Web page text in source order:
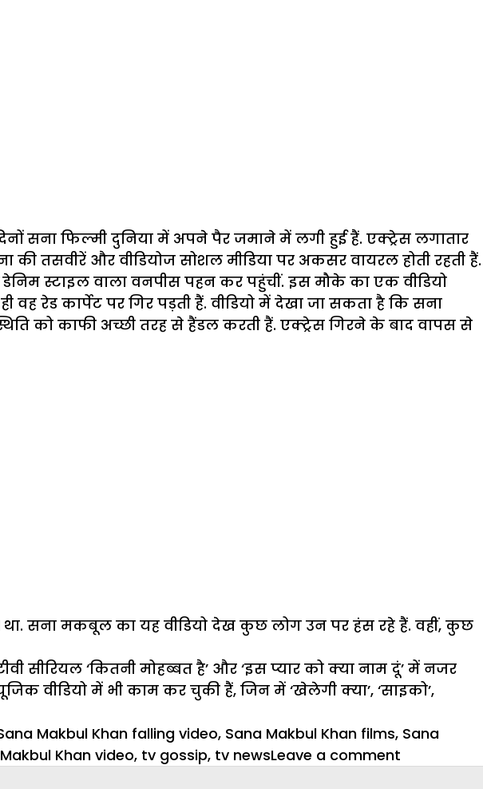
सना फिल्मी दुनिया में अपने पैर जमाने में लगी हुई हैं. एक्ट्रेस लगातार
तसवीरें और वीडियोज सोशल मीडिया पर अकसर वायरल होती रहती हैं.
स्टाइल वाला वनपीस पहन कर पहुंचीं. इस मौके का एक वीडियो
रेड कार्पेट पर गिर पड़ती हैं. वीडियो में देखा जा सकता है कि सना
को काफी अच्छी तरह से हैंडल करती हैं. एक्ट्रेस गिरने के बाद वापस से
सना मकबूल का यह वीडियो देख कुछ लोग उन पर हंस रहे हैं. वहीं, कुछ
‘कितनी मोहब्बत है’ और ‘इस प्यार को क्या नाम दूं’ में नजर
वीडियो में भी काम कर चुकी हैं, जिन में ‘खेलेगी क्या’, ‘साइको’,
Makbul Khan falling video, Sana Makbul Khan films, Sana
Khan video, tv gossip, tv newsLeave a comment